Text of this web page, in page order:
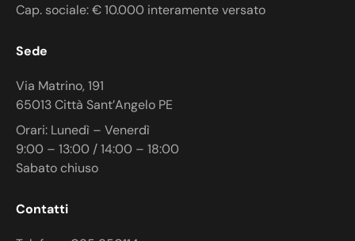
Cap. sociale: € 10.000 interamente versato
Sede
Via Matrino, 191
65013 Città Sant’Angelo PE
Orari: Lunedì – Venerdì
9:00 – 13:00 / 14:00 – 18:00
Sabato chiuso
Contatti